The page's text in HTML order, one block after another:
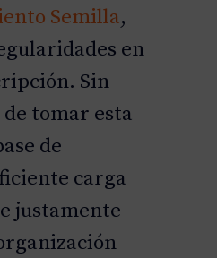
Semilla,
en
Sin
tomar esta
de
carga
justamente